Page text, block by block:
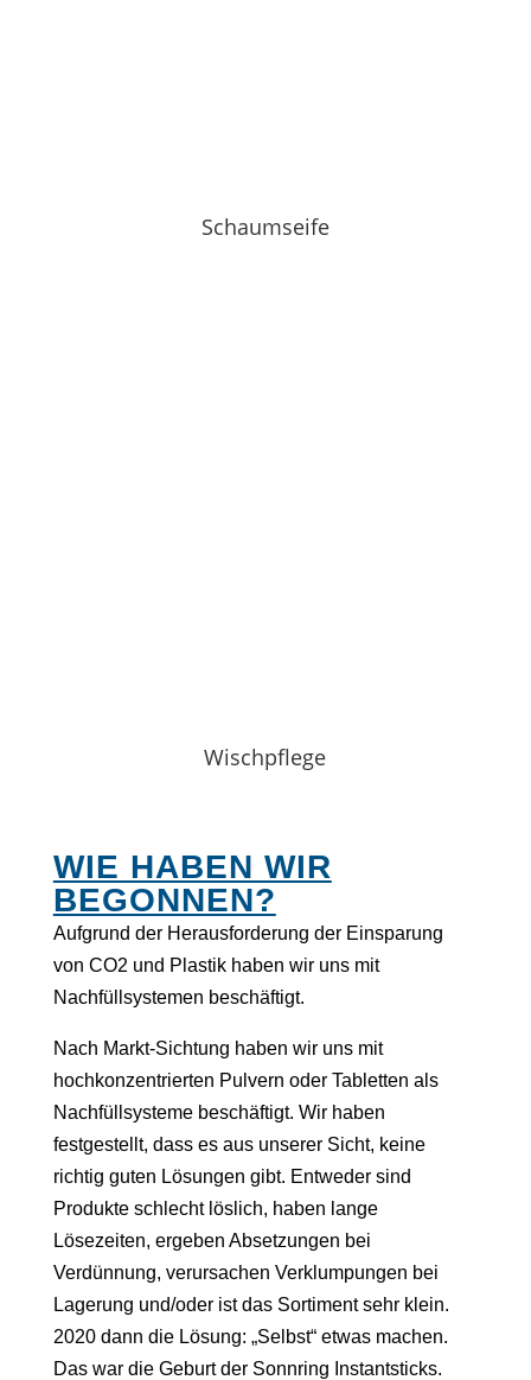
Schaumseife
Wischpflege
WIE HABEN WIR
BEGONNEN?
Aufgrund der Herausforderung der Einsparung
von CO2 und Plastik haben wir uns mit
Nachfüllsystemen beschäftigt.
Nach Markt-Sichtung haben wir uns mit
hochkonzentrierten Pulvern oder Tabletten als
Nachfüllsysteme beschäftigt. Wir haben
festgestellt, dass es aus unserer Sicht, keine
richtig guten Lösungen gibt. Entweder sind
Produkte schlecht löslich, haben lange
Lösezeiten, ergeben Absetzungen bei
Verdünnung, verursachen Verklumpungen bei
Lagerung und/oder ist das Sortiment sehr klein.
2020 dann die Lösung: „Selbst“ etwas machen.
Das war die Geburt der Sonnring Instantsticks.